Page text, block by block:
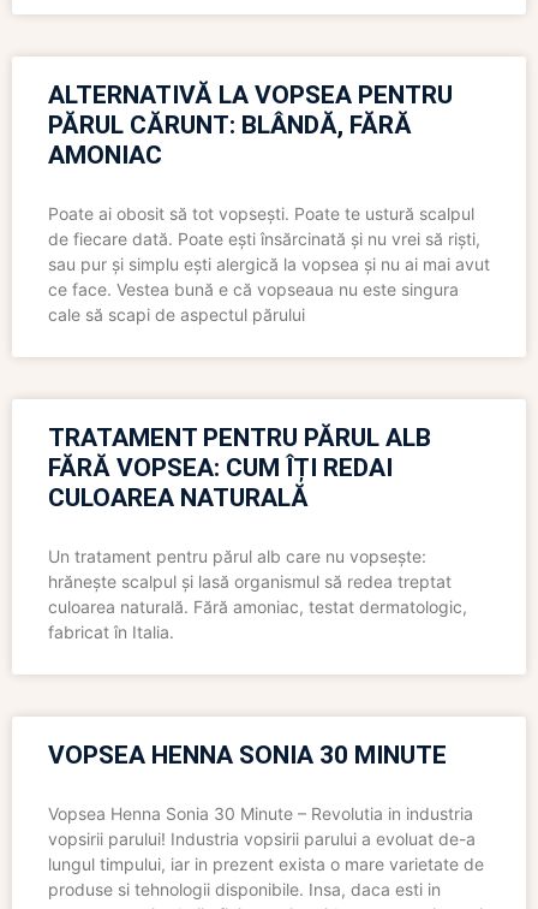
ALTERNATIVĂ LA VOPSEA PENTRU
PĂRUL CĂRUNT: BLÂNDĂ, FĂRĂ
AMONIAC
Poate ai obosit să tot vopsești. Poate te ustură scalpul
de fiecare dată. Poate ești însărcinată și nu vrei să riști,
sau pur și simplu ești alergică la vopsea și nu ai mai avut
ce face. Vestea bună e că vopseaua nu este singura
cale să scapi de aspectul părului
TRATAMENT PENTRU PĂRUL ALB
FĂRĂ VOPSEA: CUM ÎȚI REDAI
CULOAREA NATURALĂ
Un tratament pentru părul alb care nu vopsește:
hrănește scalpul și lasă organismul să redea treptat
culoarea naturală. Fără amoniac, testat dermatologic,
fabricat în Italia.
VOPSEA HENNA SONIA 30 MINUTE
Vopsea Henna Sonia 30 Minute – Revolutia in industria
vopsirii parului! Industria vopsirii parului a evoluat de-a
lungul timpului, iar in prezent exista o mare varietate de
produse si tehnologii disponibile. Insa, daca esti in